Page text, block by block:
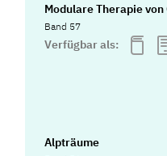
Modulare Therapie
Band 57
Verfügbar als:
Alpträume